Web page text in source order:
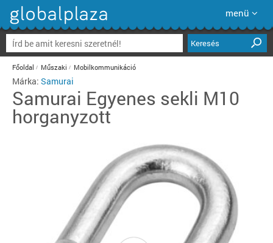
menü
Keresés
Főoldal Műszaki Mobilkommunikáció
Márka: Samurai
Samurai Egyenes sekli M10
horganyzott